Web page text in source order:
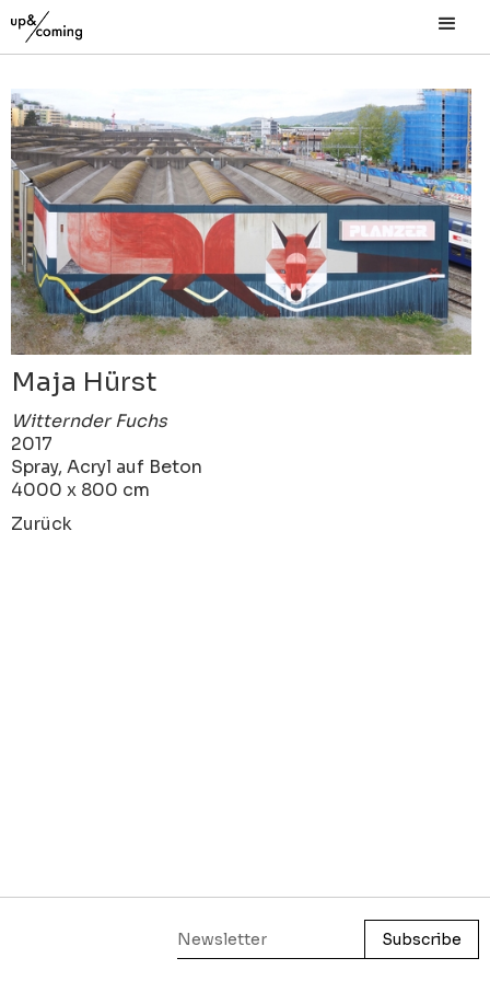
Maja Hürst
Witternder Fuchs
2017
Spray, Acryl auf Beton
4000 x 800 cm
Zurück